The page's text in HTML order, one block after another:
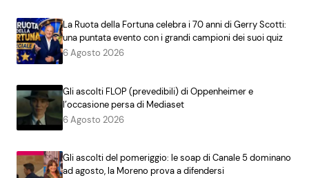
La Ruota della Fortuna celebra i 70 anni di Gerry Scotti:
una puntata evento con i grandi campioni dei suoi quiz
6 Agosto 2026
Gli ascolti FLOP (prevedibili) di Oppenheimer e
l’occasione persa di Mediaset
6 Agosto 2026
Gli ascolti del pomeriggio: le soap di Canale 5 dominano
ad agosto, la Moreno prova a difendersi